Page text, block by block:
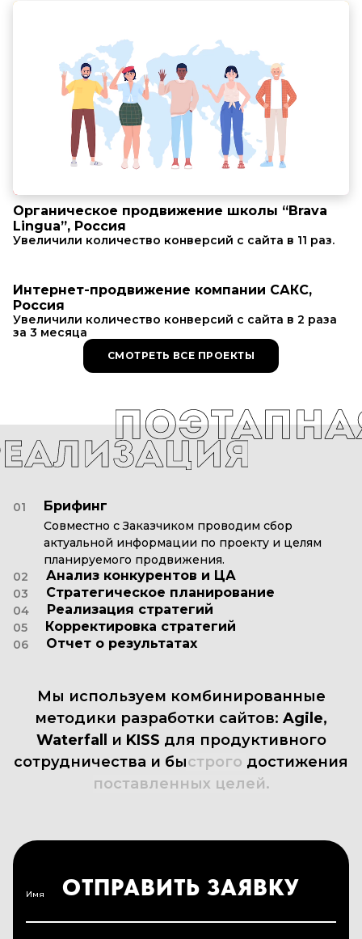
Органическое продвижение школы “Brava
Lingua”, Россия
Увеличили количество конверсий с сайта в 11 раз.
Интернет-продвижение компании САКС,
Россия
Увеличили количество конверсий с сайта в 2 раза
за 3 месяца
СМОТРЕТЬ ВСЕ ПРОЕКТЫ
01 Брифинг
Совместно с Заказчиком проводим сбор
актуальной информации по проекту и целям
планируемого продвижения.
02
Анализ конкурентов и ЦА
03 Стратегическое планирование
04 Реализация стратегий
05 Корректировка стратегий
06 Отчет о результатах
Мы используем комбинированные
методики разработки сайтов: Agile,
Waterfall
и KISS для продуктивного
сотрудничества и быстрого достижения
поставленных целей.
Имя ОТПРАВИТЬ ЗАЯВКУ